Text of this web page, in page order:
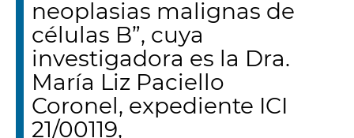
neoplasias malignas de
células B”, cuya
investigadora es la Dra.
María Liz Paciello
Coronel, expediente ICI
21/00119,